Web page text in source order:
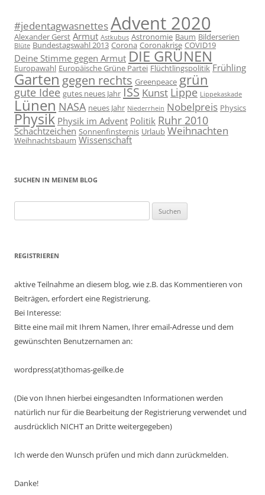
#jedentagwasnettesAdvent 2020
Alexander Gerst Armut Astkubus Astronomie Baum Bilderserien
Blüte Bundestagswahl 2013 Corona Coronakrise COVID19
Deine Stimme gegen Armut DIE GRÜNEN
Europawahl Europäische Grüne Partei Flüchtlingspolitik Frühling
Garten gegen rechts Greenpeace grün
gute Idee gutes neues Jahr ISS Kunst Lippe Lippekaskade
Lünen NASA neues Jahr Niederrhein Nobelpreis Physics
Physik Physik im Advent Politik Ruhr 2010
Schachtzeichen Sonnenfinsternis Urlaub Weihnachten
Weihnachtsbaum Wissenschaft
SUCHEN IN MEINEM BLOG
nach:
REGISTRIEREN
aktive Teilnahme an diesem blog, wie z.B. das Kommentieren von
Beiträgen, erfordert eine Registrierung.
Bei Interesse:
Bitte eine mail mit Ihrem Namen, Ihrer email-Adresse und dem
gewünschten Benutzernamen an:
wordpress(at)thomas-geilke.de
(Die von Ihnen hierbei eingesandten Informationen werden
natürlich nur für die Bearbeitung der Registrierung verwendet und
ausdrücklich NICHT an Dritte weitergegeben)
Ich werde den Wunsch prüfen und mich dann zurückmelden.
Danke!